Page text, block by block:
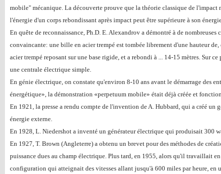
mobile" mécanique. La découverte prouve que la théorie classique de l'impact
l'énergie d'un corps rebondissant après impact peut être supérieure à son
En quête de reconnaissance, Ph.D. E. Alexandrov a démontré à de nombreuses
convaincante: une bille en acier trempé est tombée librement d'une hauteur de,
acier trempé reposant sur une base rigide, et a rebondi à ... 14-15 mètres. Sur
une centrale électrique simple.
En génie électrique, on constate qu'environ 8-10 ans avant le démarrage des
énergétique», la démonstration «perpetuum mobile» était déjà créée et
En 1921, la presse a rendu compte de l'invention de A. Hubbard, qui a créé un
énergie externe.
En 1928, L. Niedershot a inventé un générateur électrique qui produisait 300
En 1927, T. Brown (Angleterre) a obtenu un brevet pour des méthodes de
puissance dues au champ électrique. Plus tard, en 1955, alors qu'il travaillait
configuration qui atteignait des vitesses allant jusqu'à 600 miles par heure,